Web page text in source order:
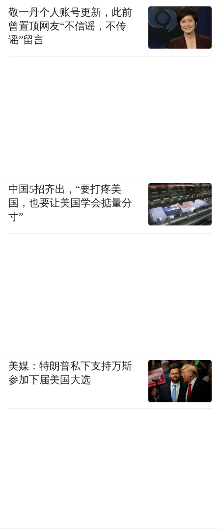
敬一丹个人账号更新，此前
曾置顶网友“不信谣，不传
谣”留言
中国5招齐出，“要打疼美
国，也要让美国学会掂量分
寸”
美媒：特朗普私下支持万斯
参加下届美国大选